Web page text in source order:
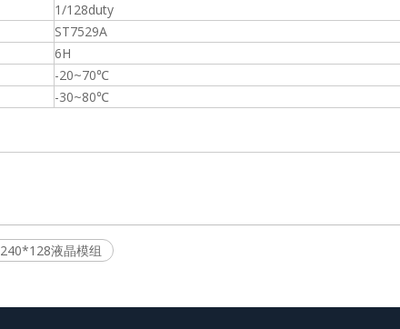
1/128duty
ST7529A
6H
-20~70℃
-30~80℃
240*128液晶模组